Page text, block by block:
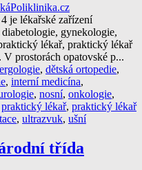
je lékařské zařízení
gynekologie,
lékař, praktický lékař
prostorách opatovské p...
, dětská ortopedie,
, interní medicína,
, nosní, onkologie,
praktický lékař, praktický lékař
, ultrazvuk, ušní
třída